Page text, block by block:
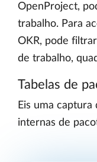
OpenProject,
trabalho. Para
OKR, pode
de trabalho,
Tabelas de
Eis uma captura
internas de